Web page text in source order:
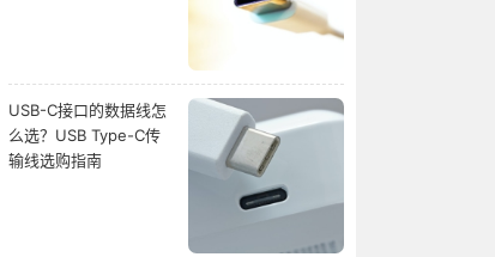
USB-C接口的数据线怎
么选？USB Type-C传
输线选购指南